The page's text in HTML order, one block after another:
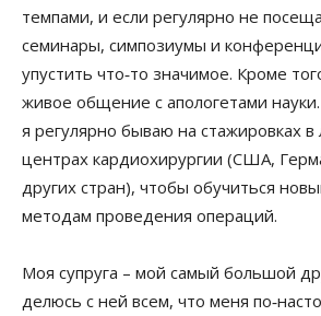
темпами, и если регулярно не
семинары, симпозиумы и
упустить что‑то значимое. Кроме
живое общение с апологетами
я регулярно бываю на стажировках
центрах кардиохирургии (США,
других стран), чтобы обучиться
методам проведения операций.
Моя супруга – мой самый большой
делюсь с ней всем, что меня